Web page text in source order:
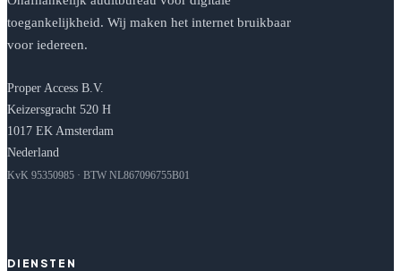
toegankelijkheid. Wij maken het internet bruikbaar
voor iedereen.
Proper Access B.V.
Keizersgracht 520 H
1017 EK Amsterdam
Nederland
KvK 95350985 · BTW NL867096755B01
DIENSTEN